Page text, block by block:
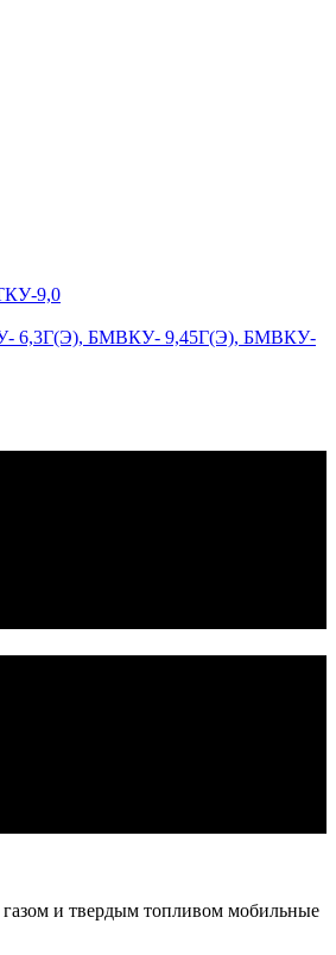
и твердым топливом мобильные